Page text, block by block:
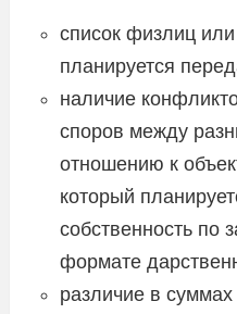
список физлиц
планируется
наличие
споров между
отношению к
который
собственность по
формате
различие в